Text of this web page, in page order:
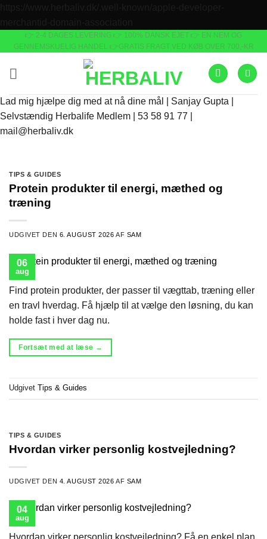
til
indhold
👉 2-4 DAGES LEVERING 👉 100% DANSK EJET 👉 EN NEM OG
GENNEMSKUELIG HANDEL 👉GRATIS FRAGT VED KØB OVER 700,-KR
Lad mig hjælpe dig med at nå dine mål | Sanjay Gupta |
Selvstændig Herbalife Medlem | 53 58 91 77 |
mail@herbaliv.dk
TIPS & GUIDES
Protein produkter til energi, mæthed og
træning
UDGIVET DEN 6. AUGUST 2026 AF SAM
06
aug
Find protein produkter, der passer til vægttab, træning eller
en travl hverdag. Få hjælp til at vælge den løsning, du kan
holde fast i hver dag nu.
Fortsæt med at læse →
Udgivet Tips & Guides
TIPS & GUIDES
Hvordan virker personlig kostvejledning?
UDGIVET DEN 4. AUGUST 2026 AF SAM
04
aug
Hvordan virker personlig kostvejledning? Få en enkel plan